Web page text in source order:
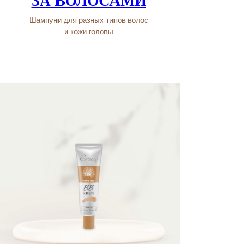
Шампуни для разных типов волос
и кожи головы